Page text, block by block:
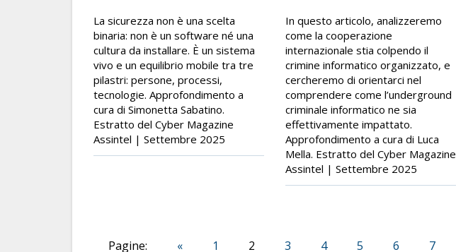
La sicurezza non è una scelta
binaria: non è un software né una
cultura da installare. È un sistema
vivo e un equilibrio mobile tra tre
pilastri: persone, processi,
tecnologie. Approfondimento a
cura di Simonetta Sabatino.
Estratto del Cyber Magazine
Assintel | Settembre 2025
In questo articolo, analizzeremo
come la cooperazione
internazionale stia colpendo il
crimine informatico organizzato, e
cercheremo di orientarci nel
comprendere come l’underground
criminale informatico ne sia
effettivamente impattato.
Approfondimento a cura di Luca
Mella. Estratto del Cyber Magazine
Assintel | Settembre 2025
Pagine: « 1 2 3 4 5 6 7